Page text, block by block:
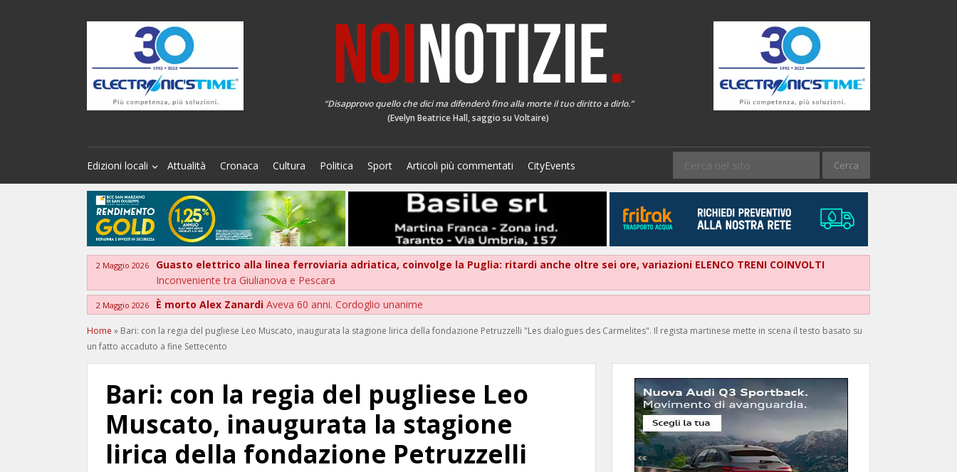
“Disapprovo quello che dici ma difenderò fino alla morte il tuo diritto a dirlo.”
(Evelyn Beatrice Hall, saggio su Voltaire)
Edizioni locali Attualità Cronaca Cultura Politica Sport Articoli più commentati CityEvents
2 Maggio 2026
Guasto elettrico alla linea ferroviaria adriatica, coinvolge la Puglia: ritardi anche oltre sei ore, variazioni ELENCO TRENI COINVOLTI
Inconveniente tra Giulianova e Pescara
2 Maggio 2026 È morto Alex Zanardi Aveva 60 anni. Cordoglio unanime
Home » Bari: con la regia del pugliese Leo Muscato, inaugurata la stagione lirica della fondazione Petruzzelli "Les dialogues des Carmelites". Il regista martinese mette in scena il testo basato su
un fatto accaduto a fine Settecento
Bari: con la regia del pugliese Leo
Muscato, inaugurata la stagione
lirica della fondazione Petruzzelli